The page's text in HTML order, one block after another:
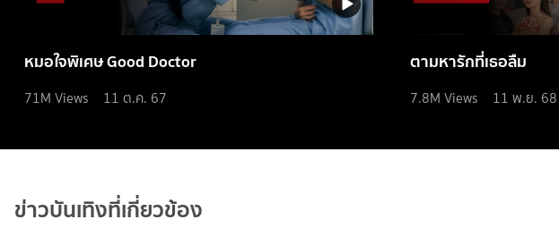
หมอใจพิเศษ Good Doctor
71M Views 11 ต.ค. 67
ตามหารักที่เธอลืม
7.8M Views 11 พ.ย. 68
ข่าวบันเทิงที่เกี่ยวข้อง